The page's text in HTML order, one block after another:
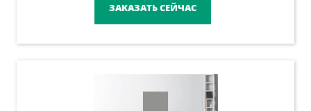
ЗАКАЗАТЬ СЕЙЧАС